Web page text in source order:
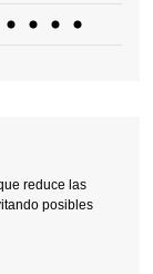
reduce las
posibles